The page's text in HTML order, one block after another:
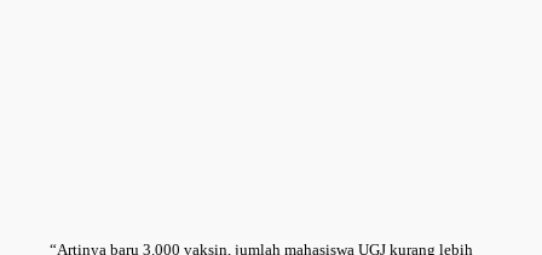
“Artinya baru 3.000 vaksin, jumlah mahasiswa UGJ kurang lebih